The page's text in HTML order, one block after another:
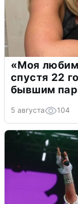
«Моя
спустя 22
бывшим
5 августа 104